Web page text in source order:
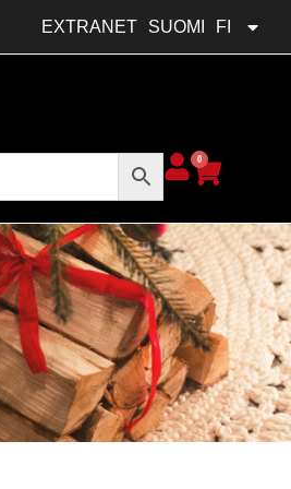
SUOMI FI
POLSKI
PL
EXTRANET
0